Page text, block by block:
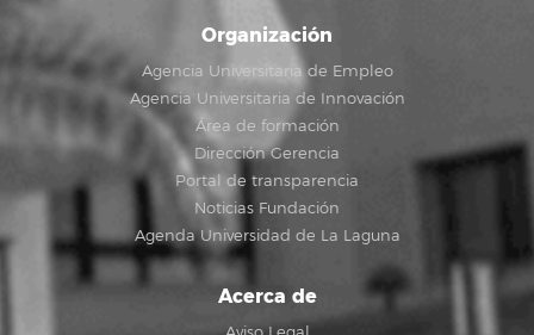
Organización
Agencia Universitaria de Empleo
Agencia Universitaria de Innovación
Área de formación
Dirección Gerencia
Portal de transparencia
Noticias Fundación
Agenda Universidad de La Laguna
Acerca de